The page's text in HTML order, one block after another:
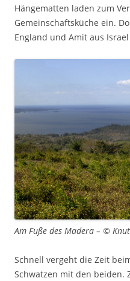
Hängematten laden zum
Gemeinschaftsküche ein.
England und Amit aus
Am Fuße des Madera – ©
Schnell vergeht die Zeit
Schwatzen mit den beiden.